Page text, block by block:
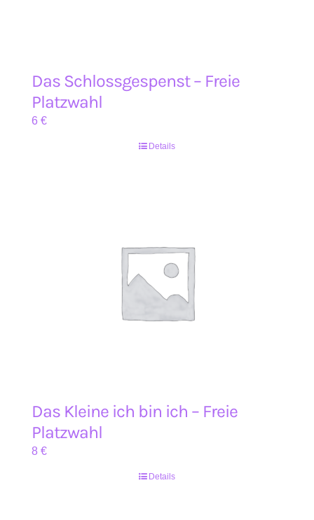
Das Schlossgespenst – Freie
Platzwahl
6 €
Details
Das Kleine ich bin ich – Freie
Platzwahl
8 €
Details